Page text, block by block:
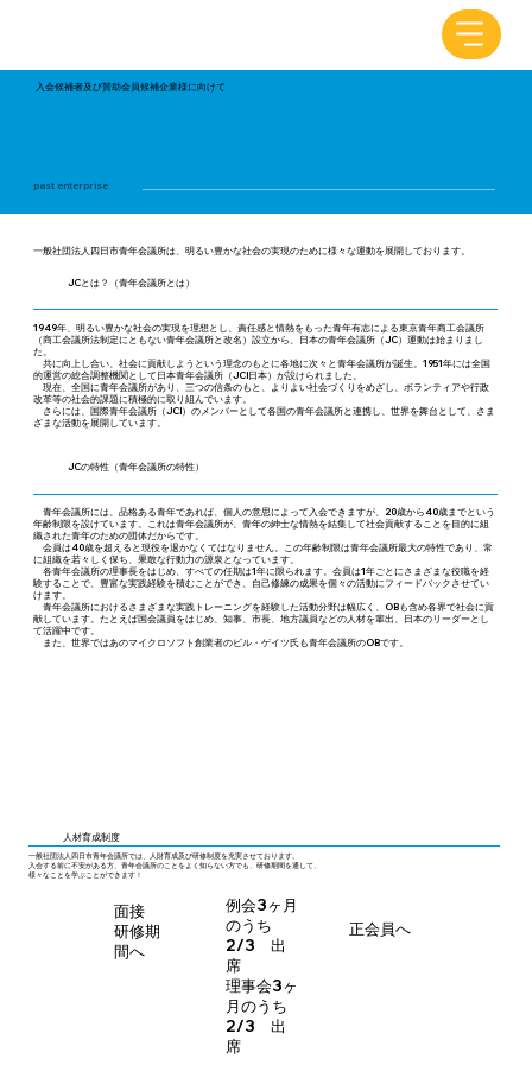
入会候補者及び賛助会員候補企業様に向けて
past enterprise
一般社団法人四日市青年会議所は、明るい豊かな社会の実現のために様々な運動を展開しております。
JCとは？（青年会議所とは）
1949年、明るい豊かな社会の実現を理想とし、責任感と情熱をもった青年有志による東京青年商工会議所
（商工会議所法制定にともない青年会議所と改名）設立から、日本の青年会議所（JC）運動は始まりまし
た。
共に向上し合い、社会に貢献しようという理念のもとに各地に次々と青年会議所が誕生。1951年には全国
的運営の総合調整機関として日本青年会議所（JCI日本）が設けられました。
現在、全国に青年会議所があり、三つの信条のもと、よりよい社会づくりをめざし、ボランティアや行政
改革等の社会的課題に積極的に取り組んでいます。
​ さらには、国際青年会議所（JCI）のメンバーとして各国の青年会議所と連携し、世界を舞台として、さま
ざまな活動を展開しています。
JCの特性（青年会議所の特性）
青年会議所には、品格ある青年であれば、個人の意思によって入会できますが、20歳から40歳までという
年齢制限を設けています。これは青年会議所が、青年の紳士な情熱を結集して社会貢献することを目的に組
織された青年のための団体だからです。
会員は40歳を超えると現役を退かなくてはなりません。この年齢制限は青年会議所最大の特性であり、常
に組織を若々しく保ち、果敢な行動力の源泉となっています。
各青年会議所の理事長をはじめ、すべての任期は1年に限られます。会員は1年ごとにさまざまな役職を経
験することで、豊富な実践経験を積むことができ、自己修練の成果を個々の活動にフィードバックさせてい
けます。
青年会議所におけるさまざまな実践トレーニングを経験した活動分野は幅広く、OBも含め各界で社会に貢
献しています。たとえば国会議員をはじめ、知事、市長、地方議員などの人材を輩出、日本のリーダーとし
て活躍中です。
​ また、世界ではあのマイクロソフト創業者のビル・ゲイツ氏も青年会議所のOBです。
人材育成制度
一般社団法人四日市青年会議所では、人財育成及び研修制度を充実させております。
入会する前に不安がある方、青年会議所のことをよく知らない方でも、研修期間を通して、
様々なことを学ぶことができます！
面接
​研修期
間へ
例会3ヶ月
のうち
2/3 出
席
理事会3ヶ
月のうち
2/3 出
席
正会員へ